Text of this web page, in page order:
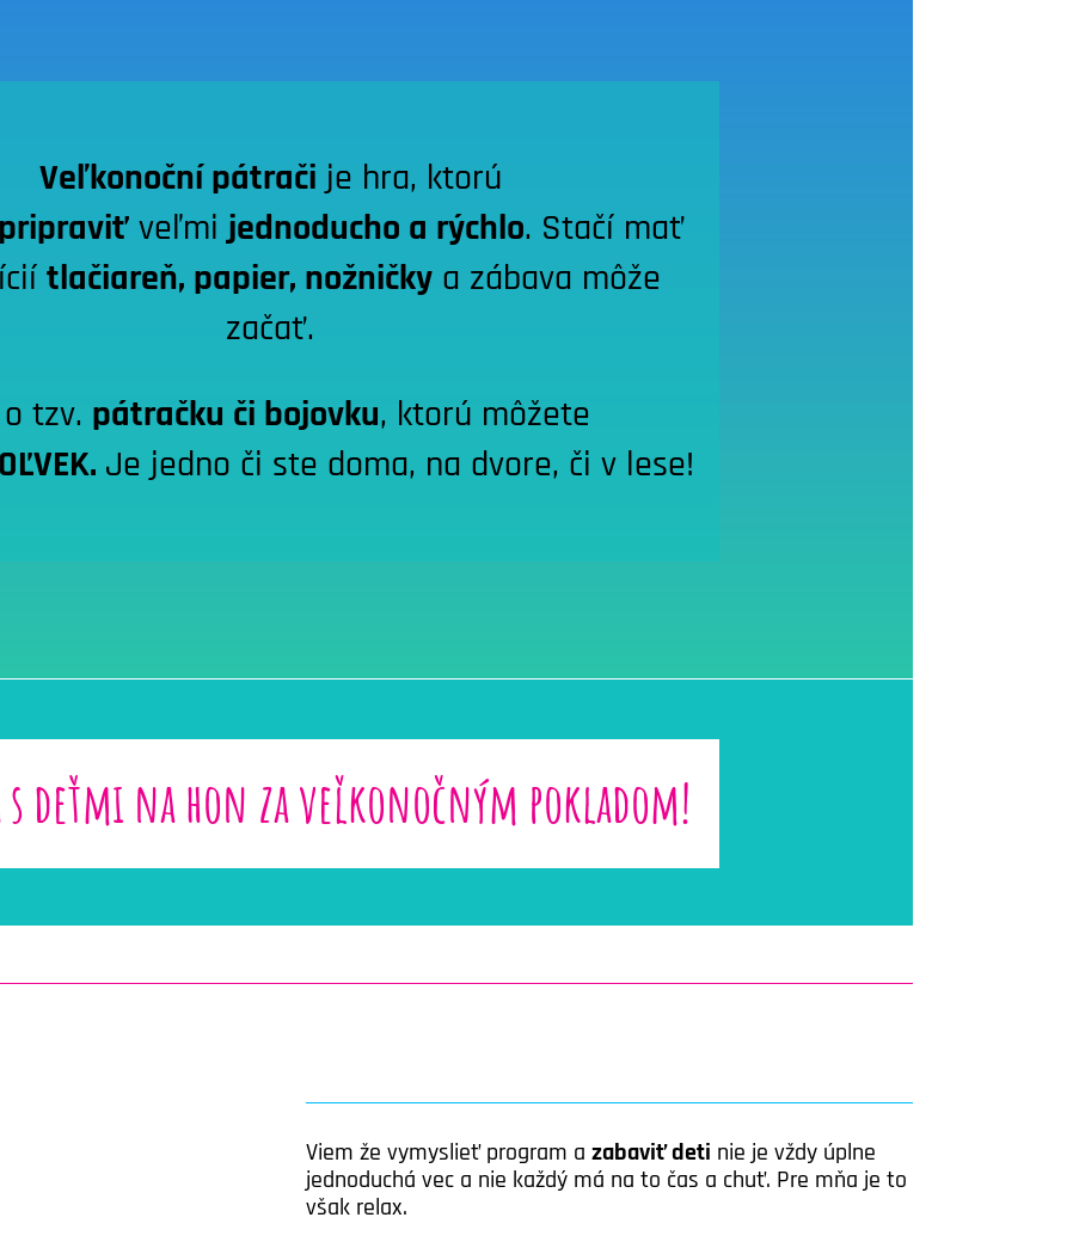
Veľkonoční pátrači je hra, ktorú
pripraviť veľmijednoducho a rýchlo. Stačí mať
tlačiareň, papier, nožničky a zábava môže
začať.
tzv. pátračku či bojovku, ktorú môžete
Je jedno či ste doma, na dvore, či v lese!
s deťmi na hon za veľkonočným pokladom!
Viem že vymyslieť program a zabaviť deti nie je vždy úplne
jednoduchá vec a nie každý má na to čas a chuť. Pre mňa je to
však relax.